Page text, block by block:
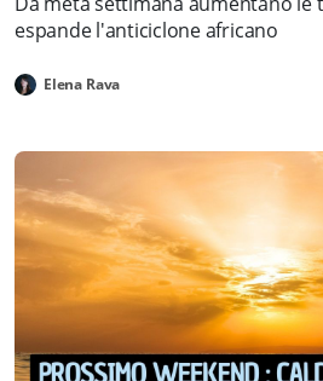
espande l'anticiclone africano
Elena Rava